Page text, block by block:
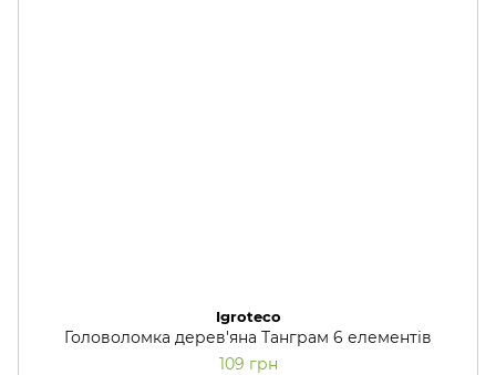
Igroteco
Головоломка дерев'яна Танграм 6 елементів
109 грн